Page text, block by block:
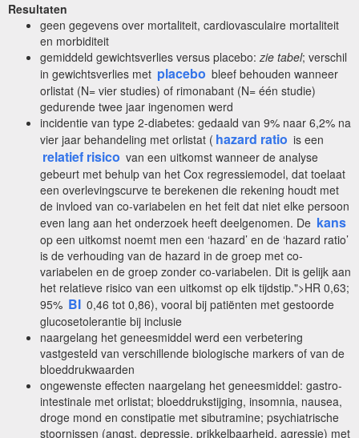
Resultaten
geen gegevens over mortaliteit, cardiovasculaire mortaliteit
en morbiditeit
gemiddeld gewichtsverlies versus placebo:zie tabel; verschil
in gewichtsverlies met placebo bleef behouden wanneer
orlistat (N= vier studies) of rimonabant (N= één studie)
gedurende twee jaar ingenomen werd
incidentie van type 2-diabetes: gedaald van 9% naar 6,2% na
vier jaar behandeling met orlistat ( hazard ratio is een
relatief risico van een uitkomst wanneer de analyse
gebeurt met behulp van het Cox regressiemodel, dat toelaat
een overlevingscurve te berekenen die rekening houdt met
de invloed van co-variabelen en het feit dat niet elke persoon
even lang aan het onderzoek heeft deelgenomen. De kans
op een uitkomst noemt men een ‘hazard’ en de ‘hazard ratio’
is de verhouding van de hazard in de groep met co-
variabelen en de groep zonder co-variabelen. Dit is gelijk aan
het relatieve risico van een uitkomst op elk tijdstip.">HR 0,63;
95% BI 0,46 tot 0,86), vooral bij patiënten met gestoorde
glucosetolerantie bij inclusie
naargelang het geneesmiddel werd een verbetering
vastgesteld van verschillende biologische markers of van de
bloeddrukwaarden
ongewenste effecten naargelang het geneesmiddel: gastro-
intestinale met orlistat; bloeddrukstijging, insomnia, nausea,
droge mond en constipatie met sibutramine; psychiatrische
stoornissen (angst, depressie, prikkelbaarheid, agressie) met